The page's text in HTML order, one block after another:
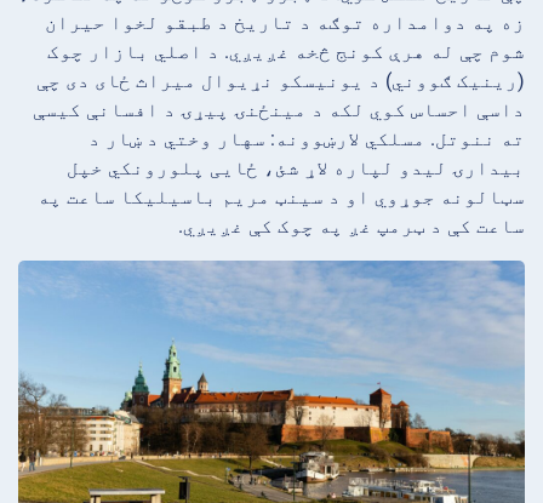
زه په دوامداره توګه د تاریخ د طبقو لخوا حیران
شوم چې له هرې کونج څخه غږیږي. د اصلي بازار چوک
(رینیک ګووني) د یونیسکو نړیوال میراث ځای دی چې
داسې احساس کوي لکه د مینځنۍ پیړۍ د افسانې کیسې
ته ننوتل. مسلکي لارښوونه: سهار وختي د ښار د
بیدارۍ لیدو لپاره لاړ شئ، ځایی پلورونکي خپل
سټالونه جوړوي او د سینټ مریم باسیلیکا ساعت په
ساعت کې د ټرمپ غږ په چوک کې غږیږي.